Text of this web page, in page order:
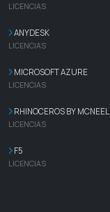
LICENCIAS
ANYDESK
LICENCIAS
MICROSOFT AZURE
LICENCIAS
RHINOCEROS BY MCNEEL
LICENCIAS
F5
LICENCIAS